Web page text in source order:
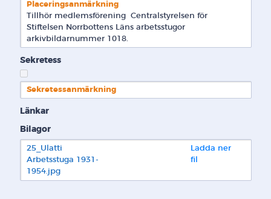
Placeringsanmärkning
Tillhör medlemsförening  Centralstyrelsen för
Stiftelsen Norrbottens Läns arbetsstugor
arkivbildarnummer 1018.
Sekretess
Sekretessanmärkning
Länkar
Bilagor
25_Ulatti
Arbetsstuga 1931-
1954.jpg
Ladda ner
fil